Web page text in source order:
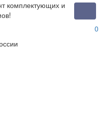
комплектующих и
0